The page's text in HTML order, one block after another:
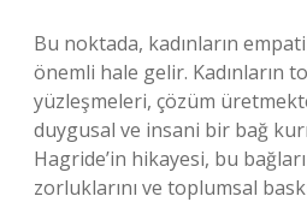
Bu noktada, kadınların
önemli hale gelir. Kadınların
yüzleşmeleri, çözüm
duygusal ve insani bir bağ
Hagride’in hikayesi, bu
zorluklarını ve toplumsal